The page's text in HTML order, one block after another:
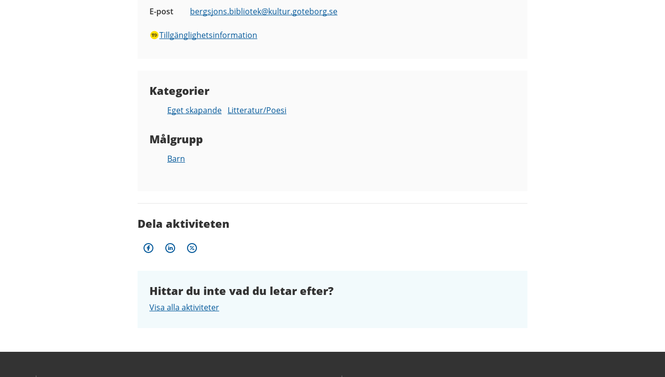
E-post
bergsjons.bibliotek@kultur.goteborg.se
Tillgänglighetsinformation
Kategorier
Eget skapande Litteratur/Poesi
Målgrupp
Barn
Dela aktiviteten
Hittar du inte vad du letar efter?
Visa alla aktiviteter